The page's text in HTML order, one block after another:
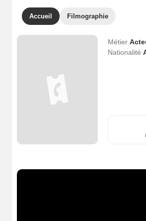
Accueil Filmographie
Métier
Nationalité